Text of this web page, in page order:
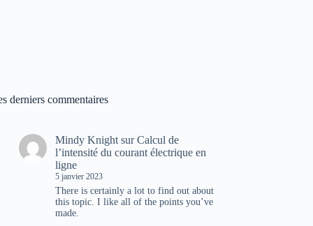
derniers commentaires
Mindy Knight surCalcul de
l’intensité du courant électrique en
ligne
5 janvier 2023
There is certainly a lot to find out about
this topic. I like all of the points you’ve
made.